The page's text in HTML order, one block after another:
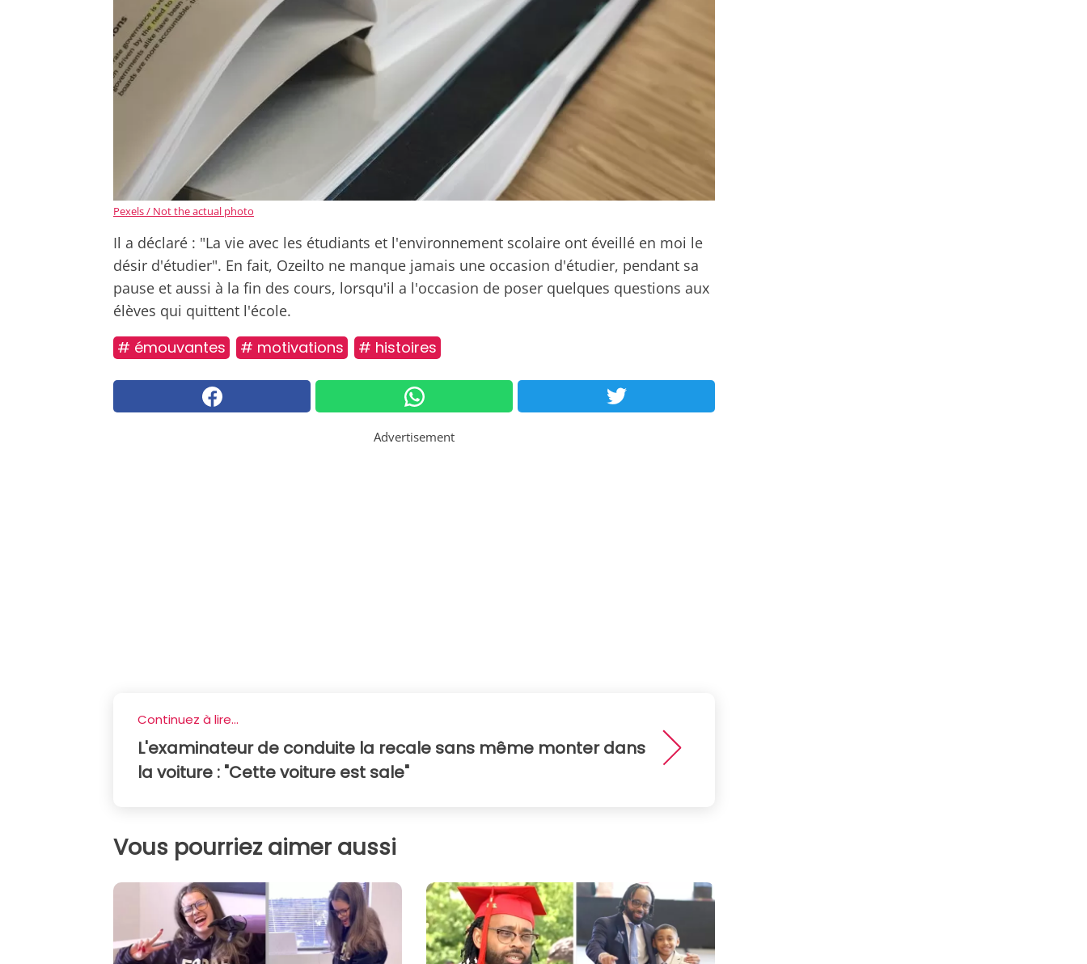
Pexels / Not the actual photo
Il a déclaré : "La vie avec les étudiants et l'environnement scolaire ont éveillé en moi le
désir d'étudier". En fait, Ozeilto ne manque jamais une occasion d'étudier, pendant sa
pause et aussi à la fin des cours, lorsqu'il a l'occasion de poser quelques questions aux
élèves qui quittent l'école.
# émouvantes # motivations # histoires
Advertisement
Continuez à lire...
L'examinateur de conduite la recale sans même monter dans
la voiture : "Cette voiture est sale"
Vous pourriez aimer aussi